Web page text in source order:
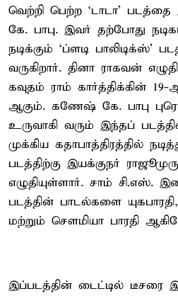
வெற்றி பெற்ற ‘டாடா’
கே. பாபு. இவர் தற்போது
நடிக்கும் ‘ப்ளடி பாலிடிக்ஸ்’
வருகிறார். தினா ராகவன்
கவுதம் ராம் கார்த்திக்கின்
ஆகும். கணேஷ் கே. பாபு
உருவாகி வரும் இந்தப்
முக்கிய கதாபாத்திரத்தில்
படத்திற்கு இயக்குநர்
எழுதியுள்ளார். சாம் சி.எஸ்.
படத்தின் பாடல்களை
மற்றும் சௌமியா பாரதி
இப்படத்தின் டைட்டில் டீசரை